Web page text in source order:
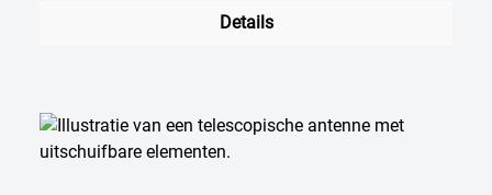
Details